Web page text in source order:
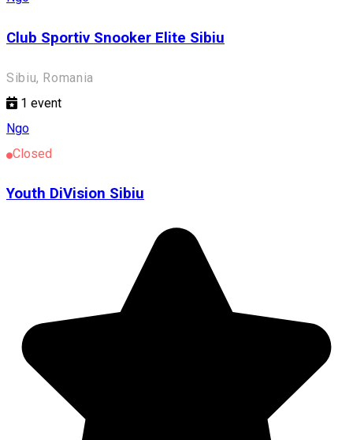
Club Sportiv Snooker Elite Sibiu
Sibiu, Romania
1 event
Ngo
Closed
Youth DiVision Sibiu